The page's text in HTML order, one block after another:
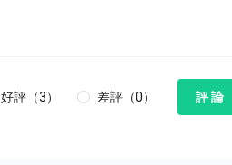
好評（3） 差評（0） 評 論